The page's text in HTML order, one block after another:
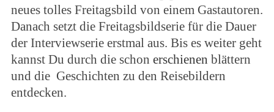
neues tolles Freitagsbild von einem Gastautoren.
Danach setzt die Freitagsbildserie für die Dauer
der Interviewserie erstmal aus. Bis es weiter geht
kannst Du durch die schon erschienen blättern
und die Geschichten zu den Reisebildern
entdecken.